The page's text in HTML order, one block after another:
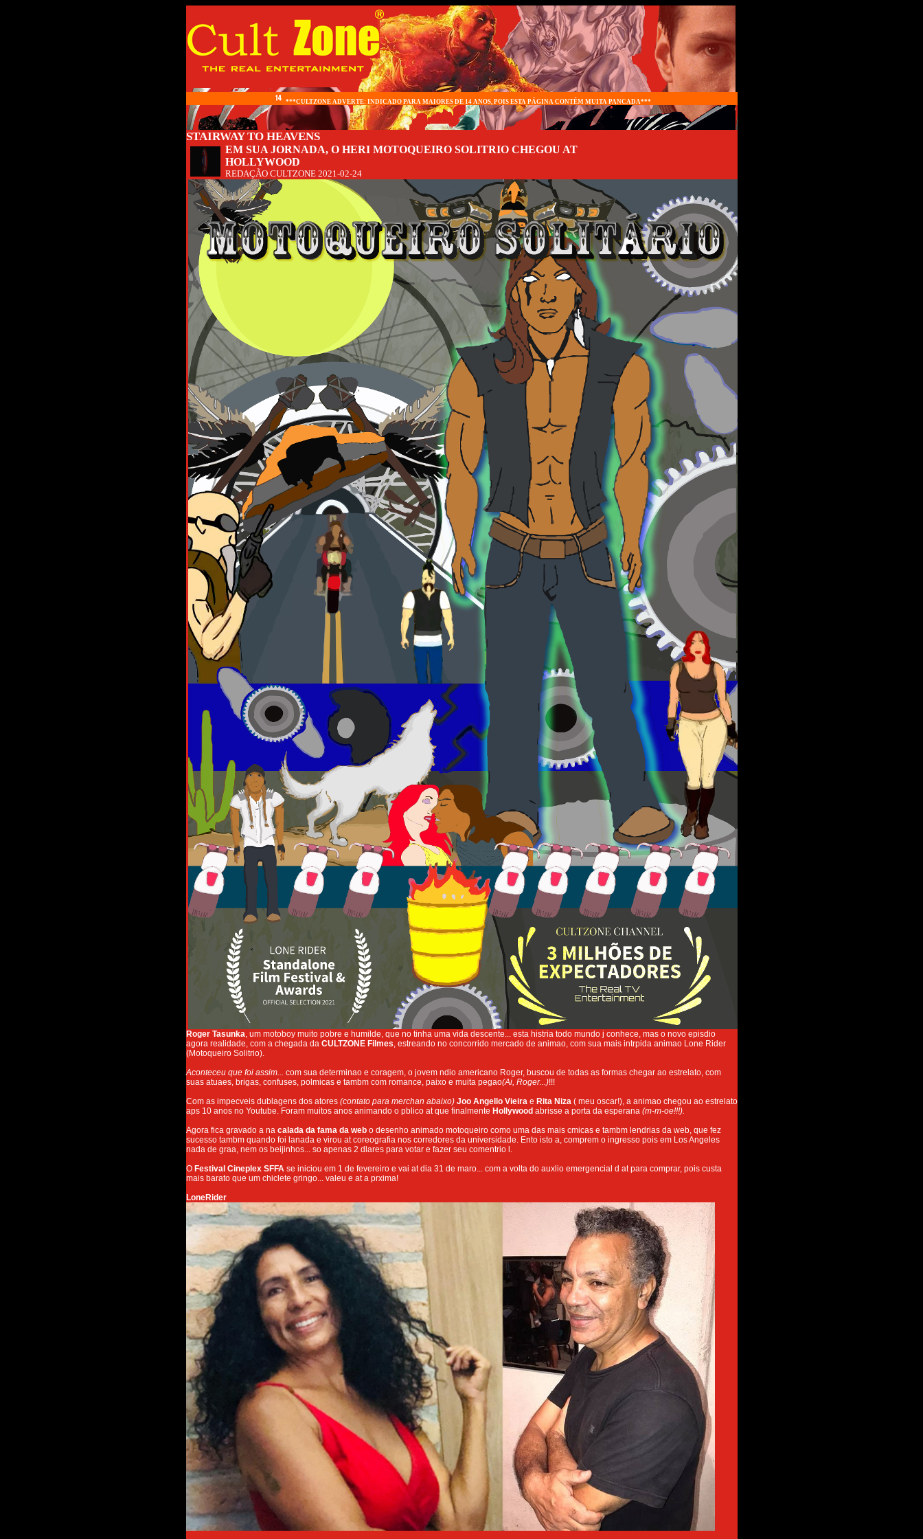
***CULTZONE ADVERTE: INDICADO PARA MAIORES DE 14 ANOS, POIS ESTA PÁGINA CONTÉM MUITA PANCADA***
STAIRWAY TO HEAVENS
EM SUA JORNADA, O HERI MOTOQUEIRO SOLITRIO CHEGOU AT
HOLLYWOOD
REDAÇÃO CULTZONE 2021-02-24
Roger Tasunka, um motoboy muito pobre e humilde, que no tinha uma vida descente... esta histria todo mundo j conhece, mas o novo episdio
agora realidade, com a chegada da CULTZONE Filmes, estreando no concorrido mercado de animao, com sua mais intrpida animao Lone Rider
(Motoqueiro Solitrio).
Aconteceu que foi assim... com sua determinao e coragem, o jovem ndio americano Roger, buscou de todas as formas chegar ao estrelato, com
suas atuaes, brigas, confuses, polmicas e tambm com romance, paixo e muita pegao(Ai, Roger...)!!!
Com as impecveis dublagens dos atores (contato para merchan abaixo) Joo Angello Vieirae Rita Niza( meu oscar!), a animao chegou ao estrelato
aps 10 anos no Youtube. Foram muitos anos animando o pblico at que finalmente Hollywood abrisse a porta da esperana (m-m-oe!!!).
Agora fica gravado a na calada da fama da webo desenho animado motoqueiro como uma das mais cmicas e tambm lendrias da web, que fez
sucesso tambm quando foi lanada e virou at coreografia nos corredores da universidade. Ento isto a, comprem o ingresso pois em Los Angeles
nada de graa, nem os beijinhos... so apenas 2 dlares para votar e fazer seu comentrio l.
O Festival Cineplex SFFAse iniciou em 1 de fevereiro e vai at dia 31 de maro... com a volta do auxlio emergencial d at para comprar, pois custa
mais barato que um chiclete gringo... valeu e at a prxima!
LoneRider